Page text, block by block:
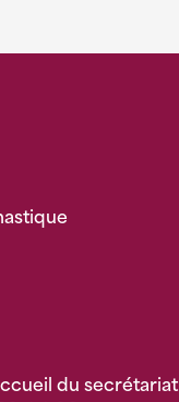
du secrétariat